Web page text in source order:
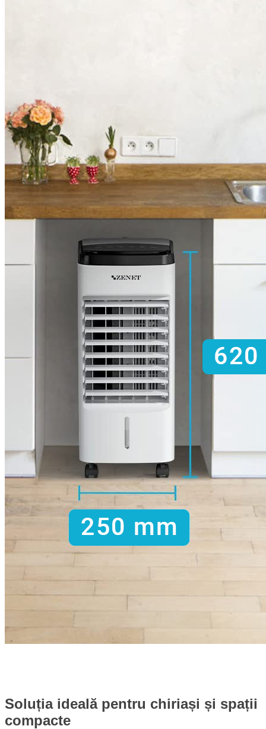
Soluția ideală pentru chiriași și spații
compacte